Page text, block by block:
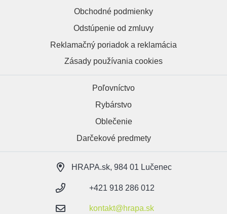
Obchodné podmienky
Odstúpenie od zmluvy
Reklamačný poriadok a reklamácia
Zásady používania cookies
Poľovníctvo
Rybárstvo
Oblečenie
Darčekové predmety
HRAPA.sk, 984 01 Lučenec
+421 918 286 012
kontakt@hrapa.sk